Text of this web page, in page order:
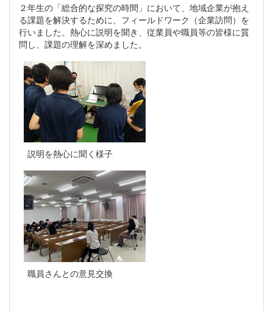
２年生の「総合的な探究の時間」において、地域企業が抱え
る課題を解決するために、フィールドワーク（企業訪問）を
行いました。熱心に説明を聞き、従業員や職員等の皆様に質
問し、課題の理解を深めました。
説明を熱心に聞く様子
職員さんとの意見交換